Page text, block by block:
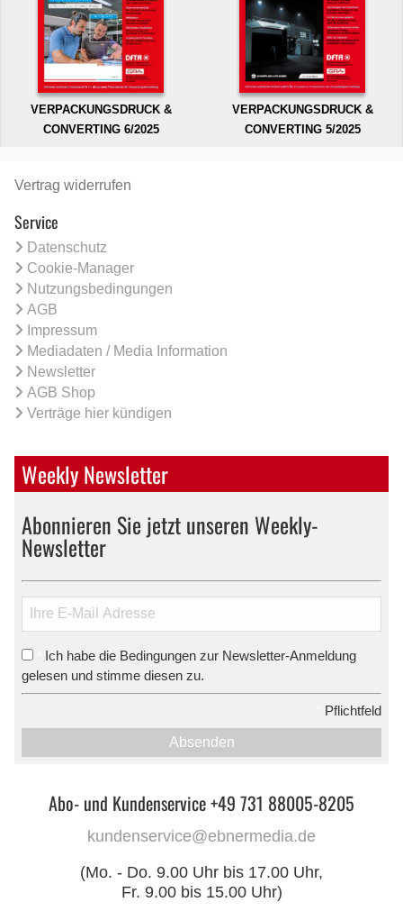
VERPACKUNGSDRUCK &
CONVERTING 6/2025
VERPACKUNGSDRUCK &
CONVERTING 5/2025
Vertrag widerrufen
Service
Datenschutz
Cookie-Manager
Nutzungsbedingungen
AGB
Impressum
Mediadaten / Media Information
Newsletter
AGB Shop
Verträge hier kündigen
Weekly Newsletter
Abonnieren Sie jetzt unseren Weekly-
Newsletter
Ich habe die Bedingungen zur Newsletter-Anmeldung
gelesen und stimme diesen zu.
Pflichtfeld
Absenden
Abo- und Kundenservice +49 731 88005-8205
kundenservice@ebnermedia.de
(Mo. - Do. 9.00 Uhr bis 17.00 Uhr,
Fr. 9.00 bis 15.00 Uhr)